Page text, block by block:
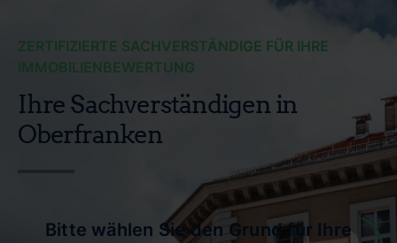
ZERTIFIZIERTE SACHVERSTÄNDIGE FÜR IHRE
IMMOBILIENBEWERTUNG
Ihre Sachverständigen in
Oberfranken
Bitte wählen Sie den Grund für Ihre